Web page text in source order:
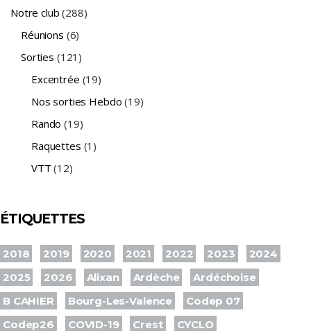
Notre club (288)
Réunions (6)
Sorties (121)
Excentrée (19)
Nos sorties Hebdo (19)
Rando (19)
Raquettes (1)
VTT (12)
ÉTIQUETTES
2018 2019 2020 2021 2022 2023
2024
2025
2026 Alixan Ardèche
Ardéchoise
B CAHIER
Bourg-Les-Valence
Codep 07
Codep26
COVID-19 Crest
CYCLO